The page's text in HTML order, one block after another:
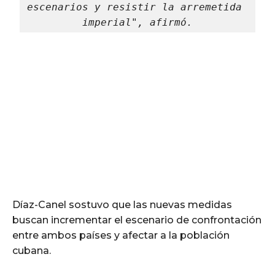
escenarios y resistir la arremetida
imperial", afirmó.
Díaz-Canel sostuvo que las nuevas medidas
buscan incrementar el escenario de confrontación
entre ambos países y afectar a la población
cubana.